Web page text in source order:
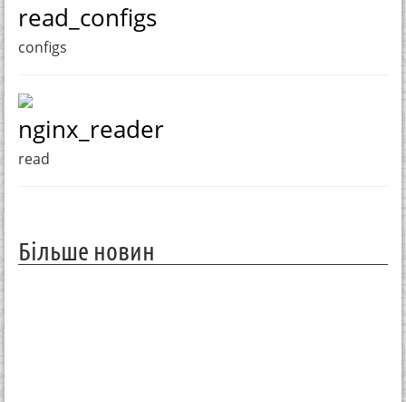
read_configs
configs
nginx_reader
read
Більше новин